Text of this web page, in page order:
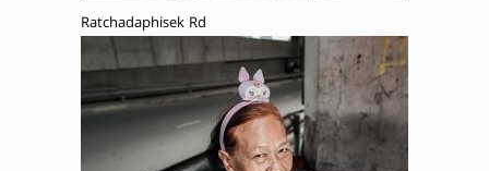
Ratchadaphisek Rd